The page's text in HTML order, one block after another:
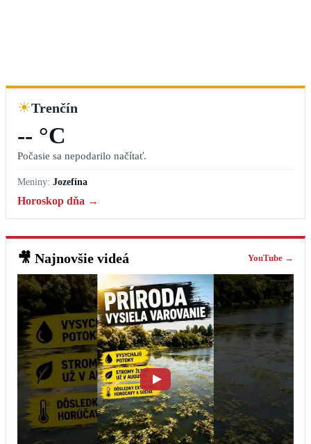
☀Trenčín
-- °C
Počasie sa nepodarilo načítať.
Meniny: Jozefína
Horoskop dňa →
🎥 Najnovšie videá YouTube →